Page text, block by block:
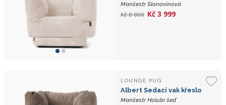
Manšestr Slonovinová
Kč 8 000 Kč 3 999
LOUNGE PUG
Albert Sedací vak křeslo
Manšestr Holubí šeď